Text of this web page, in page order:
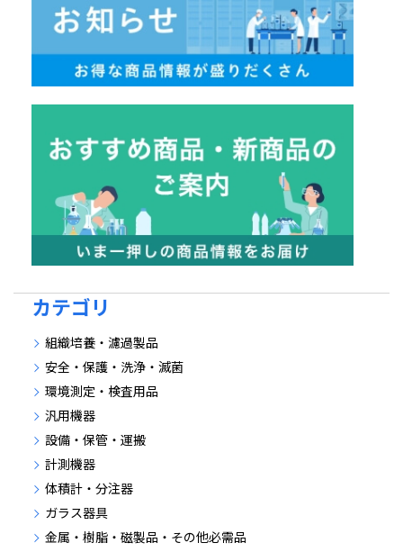
カテゴリ
組織培養・濾過製品
安全・保護・洗浄・滅菌
環境測定・検査用品
汎用機器
設備・保管・運搬
計測機器
体積計・分注器
ガラス器具
金属・樹脂・磁製品・その他必需品